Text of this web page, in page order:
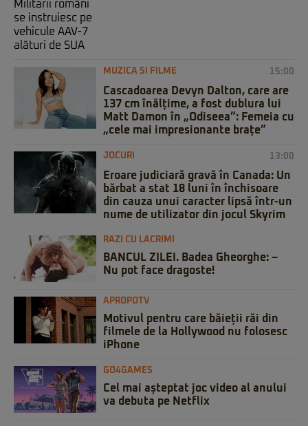
MUZICA SI FILME 15:00
Cascadoarea Devyn Dalton, care are
137 cm înălțime, a fost dublura lui
Matt Damon în „Odiseea”: Femeia cu
„cele mai impresionante brațe”
JOCURI 13:00
Eroare judiciară gravă în Canada: Un
bărbat a stat 18 luni în închisoare
din cauza unui caracter lipsă într-un
nume de utilizator din jocul Skyrim
RAZI CU LACRIMI
BANCUL ZILEI. Badea Gheorghe: –
Nu pot face dragoste!
APROPOTV
Motivul pentru care băieții răi din
filmele de la Hollywood nu folosesc
iPhone
GO4GAMES
Cel mai așteptat joc video al anului
va debuta pe Netflix